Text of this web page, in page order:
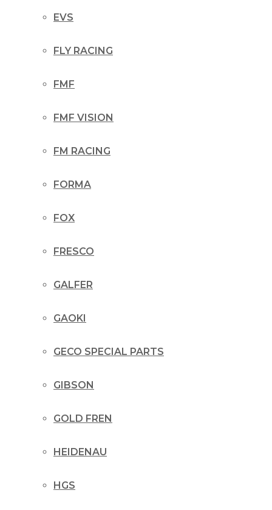
EVS
FLY RACING
FMF
FMF VISION
FM RACING
FORMA
FOX
FRESCO
GALFER
GAOKI
GECO SPECIAL PARTS
GIBSON
GOLD FREN
HEIDENAU
HGS